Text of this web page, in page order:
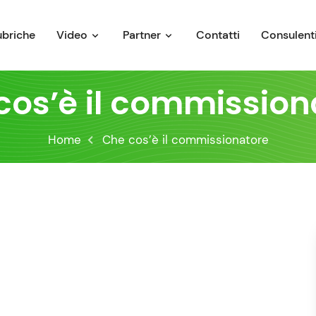
Video Partner Contatti
il
Home Che cos’è il commissionatore